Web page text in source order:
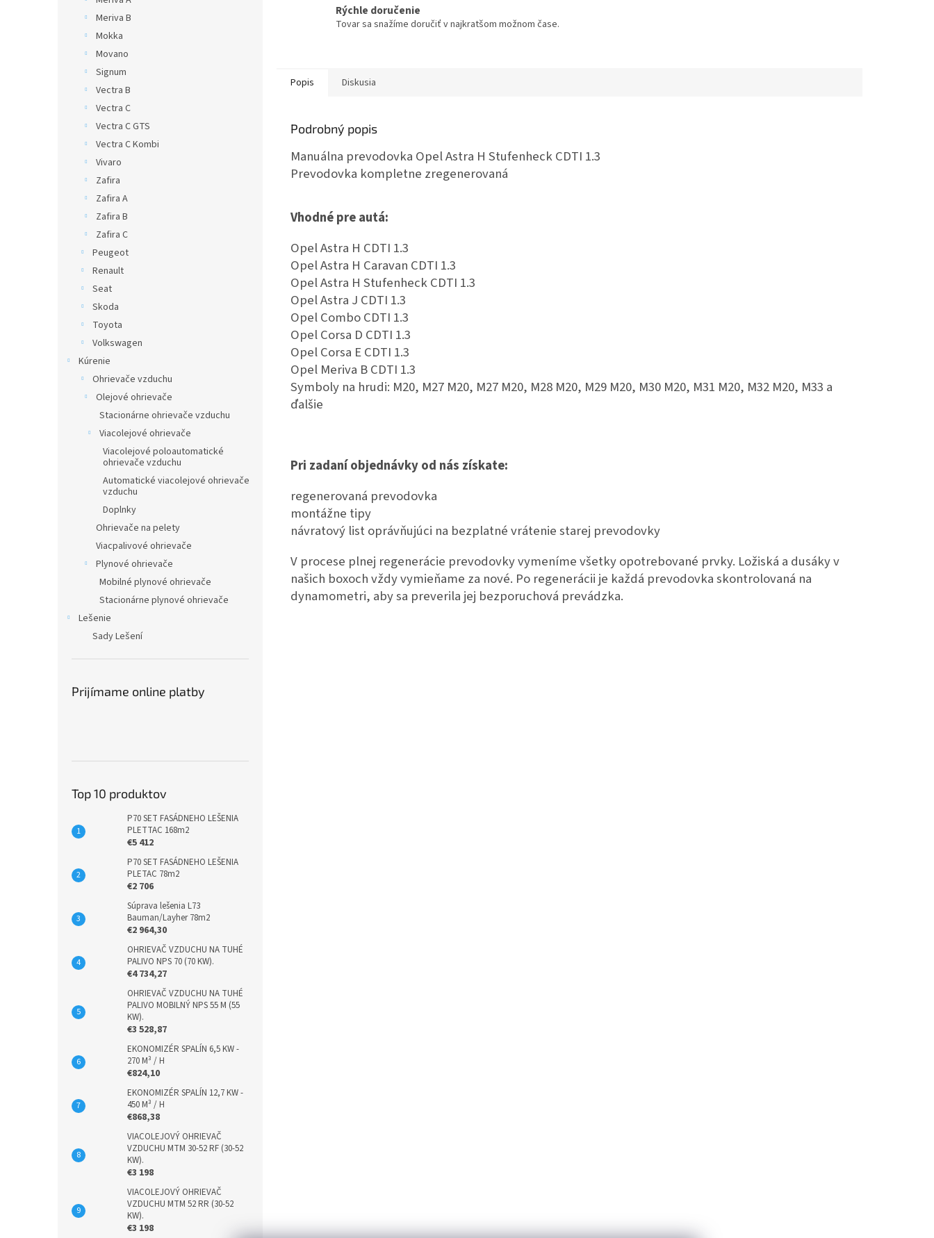
Meriva B
Mokka
Movano
Signum
Vectra B
Vectra C
Vectra C GTS
Vectra C Kombi
Vivaro
Zafira
Zafira A
Zafira B
Zafira C
Peugeot
Renault
Seat
Skoda
Toyota
Volkswagen
Kúrenie
Ohrievače vzduchu
Olejové ohrievače
Stacionárne ohrievače vzduchu
Viacolejové ohrievače
Viacolejové poloautomatické
ohrievače vzduchu
Automatické viacolejové ohrievače
vzduchu
Doplnky
Ohrievače na pelety
Viacpalivové ohrievače
Plynové ohrievače
Mobilné plynové ohrievače
Stacionárne plynové ohrievače
Lešenie
Sady Lešení
Prijímame online platby
Top 10 produktov
P70 SET FASÁDNEHO LEŠENIA
PLETTAC 168m2
€5 412
P70 SET FASÁDNEHO LEŠENIA
PLETAC 78m2
€2 706
Súprava lešenia L73
Bauman/Layher 78m2
€2 964,30
OHRIEVAČ VZDUCHU NA TUHÉ
PALIVO NPS 70 (70 KW).
€4 734,27
OHRIEVAČ VZDUCHU NA TUHÉ
PALIVO MOBILNÝ NPS 55 M (55
KW).
€3 528,87
EKONOMIZÉR SPALÍN 6,5 KW -
270 M³ / H
€824,10
EKONOMIZÉR SPALÍN 12,7 KW -
450 M³ / H
€868,38
VIACOLEJOVÝ OHRIEVAČ
VZDUCHU MTM 30-52 RF (30-52
KW).
€3 198
VIACOLEJOVÝ OHRIEVAČ
VZDUCHU MTM 52 RR (30-52
KW).
€3 198
Rýchle doručenie
Tovar sa snažíme doručiť v najkratšom možnom čase.
Popis Diskusia
Podrobný popis
Manuálna prevodovka Opel Astra H Stufenheck CDTI 1.3
Prevodovka kompletne zregenerovaná
Vhodné pre autá:
Opel Astra H CDTI 1.3
Opel Astra H Caravan CDTI 1.3
Opel Astra H Stufenheck CDTI 1.3
Opel Astra J CDTI 1.3
Opel Combo CDTI 1.3
Opel Corsa D CDTI 1.3
Opel Corsa E CDTI 1.3
Opel Meriva B CDTI 1.3
Symboly na hrudi: M20, M27 M20, M27 M20, M28 M20, M29 M20, M30 M20, M31 M20, M32 M20, M33 a
ďalšie
Pri zadaní objednávky od nás získate:
regenerovaná prevodovka
montážne tipy
návratový list oprávňujúci na bezplatné vrátenie starej prevodovky
V procese plnej regenerácie prevodovky vymeníme všetky opotrebované prvky. Ložiská a dusáky v
našich boxoch vždy vymieňame za nové. Po regenerácii je každá prevodovka skontrolovaná na
dynamometri, aby sa preverila jej bezporuchová prevádzka.